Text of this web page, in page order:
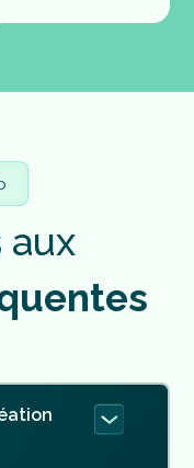
aux
uentes